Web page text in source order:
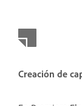
Creación de